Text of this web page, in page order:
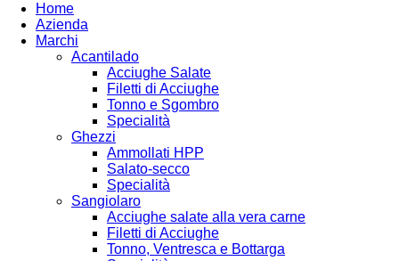
Home
Azienda
Marchi
Acantilado
Acciughe Salate
Filetti di Acciughe
Tonno e Sgombro
Specialità
Ghezzi
Ammollati HPP
Salato-secco
Specialità
Sangiolaro
Acciughe salate alla vera carne
Filetti di Acciughe
Tonno, Ventresca e Bottarga